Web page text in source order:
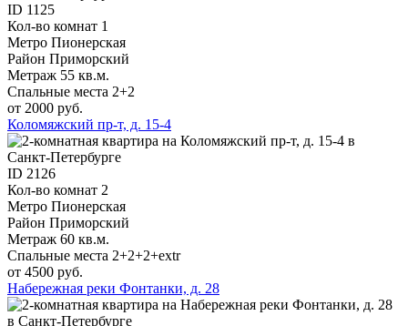
ID 1125
Кол-во комнат 1
Метро Пионерская
Район Приморский
Метраж 55 кв.м.
Спальные места 2+2
от 2000 руб.
Коломяжский пр-т, д. 15-4
ID 2126
Кол-во комнат 2
Метро Пионерская
Район Приморский
Метраж 60 кв.м.
Спальные места 2+2+2+extr
от 4500 руб.
Набережная реки Фонтанки, д. 28